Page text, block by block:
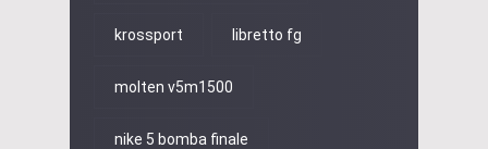
krossport libretto fg
molten v5m1500
nike 5 bomba finale